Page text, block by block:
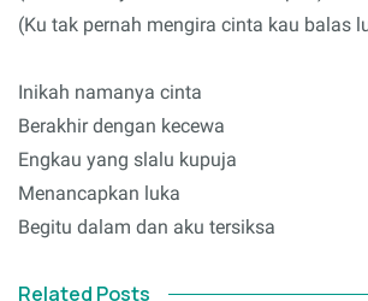
(Ku tak pernah mengira cinta kau balas
Inikah namanya cinta
Berakhir dengan kecewa
Engkau yang slalu kupuja
Menancapkan luka
Begitu dalam dan aku tersiksa
Related Posts